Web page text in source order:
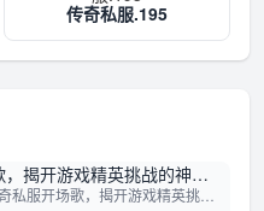
传奇私服.195
揭开游戏精英挑战的神秘
服发网揭秘_80级套装有何